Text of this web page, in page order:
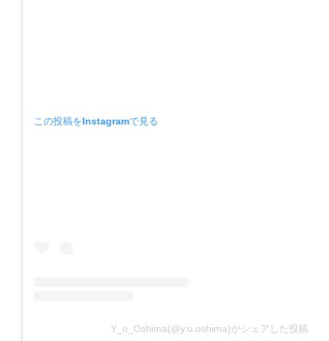
この投稿をInstagramで見る
Y_o_Oshima(@y.o.oshima)がシェアした投稿